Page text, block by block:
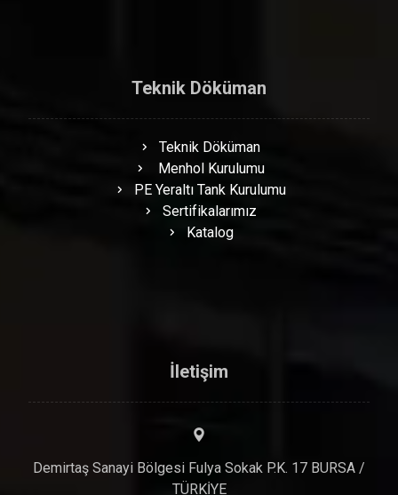
Teknik Döküman
Teknik Döküman
Menhol Kurulumu
PE Yeraltı Tank Kurulumu
Sertifikalarımız
Katalog
İletişim
Demirtaş Sanayi Bölgesi Fulya Sokak P.K. 17 BURSA /
TÜRKİYE